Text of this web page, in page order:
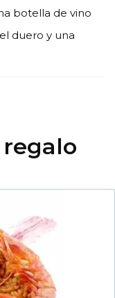
botella de vino
duero y una